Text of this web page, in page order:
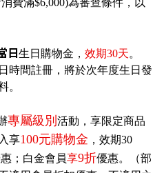
費滿$6,000)為審查條件，以
日生日購物金 ， 效期30天。
時間註冊，將於次年度生日發
。
專屬級別 活動，享限定商品
享100元購物金 ，效期30
； 白金會員享9折優惠。（部